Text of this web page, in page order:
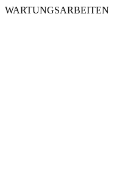
WARTUNGSARBEITEN